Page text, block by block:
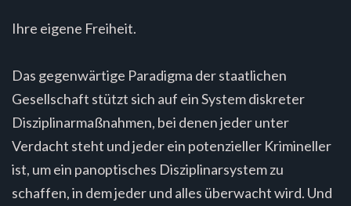
Ihre eigene Freiheit.
Das gegenwärtige Paradigma der staatlichen
Gesellschaft stützt sich auf ein System diskreter
Disziplinarmaßnahmen, bei denen jeder unter
Verdacht steht und jeder ein potenzieller Krimineller
ist, um ein panoptisches Disziplinarsystem zu
schaffen, in dem jeder und alles überwacht wird. Und